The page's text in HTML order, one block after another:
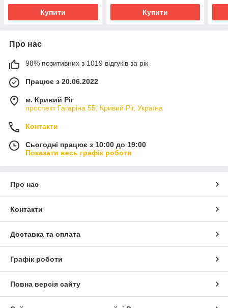
Купити Купити
Про нас
98% позитивних з 1019 відгуків за рік
Працює з 20.06.2022
м. Кривий Ріг
проспект Гагаріна 55, Кривий Ріг, Україна
Контакти
Сьогодні працює з 10:00 до 19:00
Показати весь графік роботи
Про нас
Контакти
Доставка та оплата
Графік роботи
Повна версія сайту